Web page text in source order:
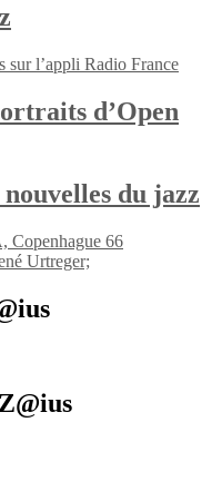
sur l’appli Radio France
d’Open
du jazz
Copenhague 66
Urtreger;